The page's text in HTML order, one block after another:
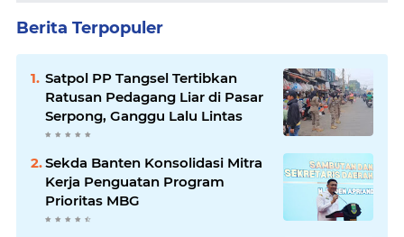
Berita Terpopuler
Satpol PP Tangsel Tertibkan
Ratusan Pedagang Liar di Pasar
Serpong, Ganggu Lalu Lintas
Sekda Banten Konsolidasi Mitra
Kerja Penguatan Program
Prioritas MBG